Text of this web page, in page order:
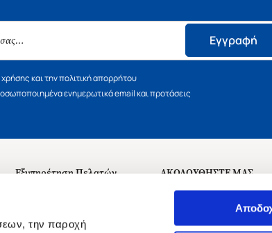
την παροχή
Εγγραφή
και την πολιτική απορρήτου
ενημερωτικά email και προτάσεις
Εξυπηρέτηση Πελατών
ΑΚΟΛΟΥΘΗΣΤΕ ΜΑΣ